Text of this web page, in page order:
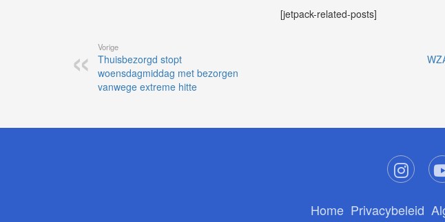
[jetpack-related-posts]
Vorige
Thuisbezorgd stopt
woensdagmiddag met bezorgen
vanwege extreme hitte
Home Privacybeleid